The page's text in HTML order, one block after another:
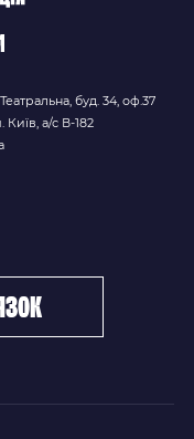
буд. 34, оф.37
Київ, а/с В-182